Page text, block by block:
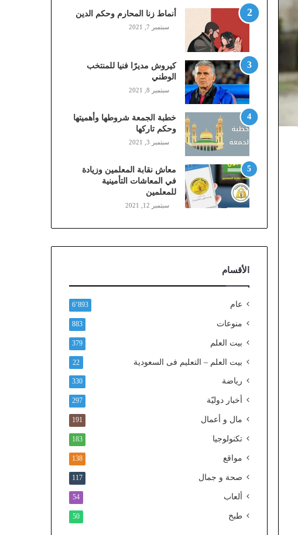
,
م
ا
ي
ل
ي
،
ز
ي
ن
)
ع
ب
ر
ا
ن
ذ
و
ن
ي
ل
م
ح
أنماط زنا المحارم وحكم الدين
سبتمبر 7, 2021
كيروش مديرًا فنيا للمنتخب
الوطني
سبتمبر 8, 2021
خطبة الجمعة شروطها وأهميتها
وحكم تاركها
سبتمبر 3, 2021
معاش نقابة المعلمين وزيادة
في المعاشات التأمينية
للمعلمين
سبتمبر 12, 2021
الأقسام
عام 6٬893
منوعات 883
بيت العلم 379
بيت العلم – التعليم فى السعودية 22
رياضة 330
أخبار دوليّة 297
مال و أعمال 191
تكنولوجيا 183
مواقع 138
صحة و جمال 117
ألعاب 54
طبخ 50